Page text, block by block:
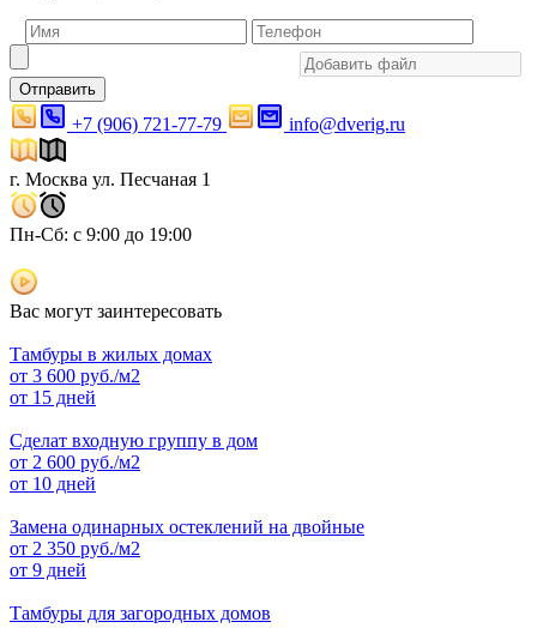
Отправить
+7 (906) 721-77-79 info@dverig.ru
г. Москва ул. Песчаная 1
Пн-Сб: с 9:00 до 19:00
Вас могут заинтересовать
Тамбуры в жилых домах
от 3 600 руб./м2
от 15 дней
Сделат входную группу в дом
от 2 600 руб./м2
от 10 дней
Замена одинарных остеклений на двойные
от 2 350 руб./м2
от 9 дней
Тамбуры для загородных домов